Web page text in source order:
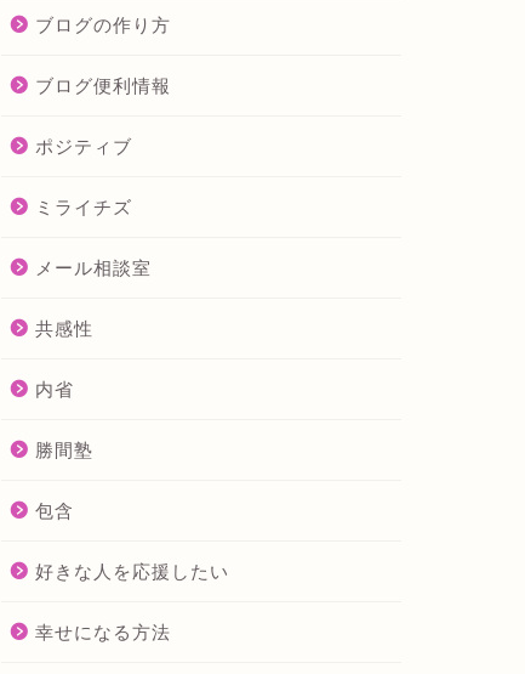
ブログの作り方
ブログ便利情報
ポジティブ
ミライチズ
メール相談室
共感性
内省
勝間塾
包含
好きな人を応援したい
幸せになる方法